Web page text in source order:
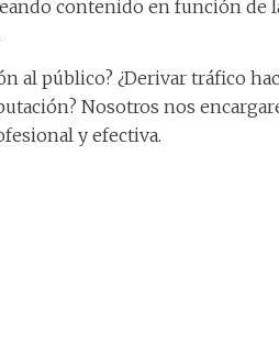
contenido en función de
al público? ¿Derivar tráfico
Nosotros nos
y efectiva.